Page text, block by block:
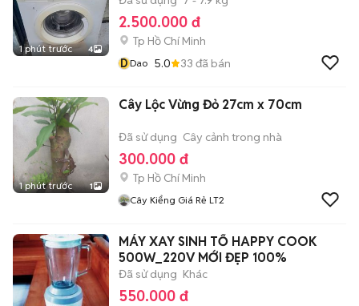
1 phút trước 4
2.500.000 đ
Tp Hồ Chí Minh
DDao 5.0 33 đã bán
1 phút trước 1
Cây Lộc Vừng Đỏ 27cm x 70cm
Đã sử dụng Cây cảnh trong nhà
300.000 đ
Tp Hồ Chí Minh
Cây Kiểng Giá Rẻ LT2
MÁY XAY SINH TỐ HAPPY COOK
500W_220V MỚI ĐẸP 100%
Đã sử dụng Khác
550.000 đ